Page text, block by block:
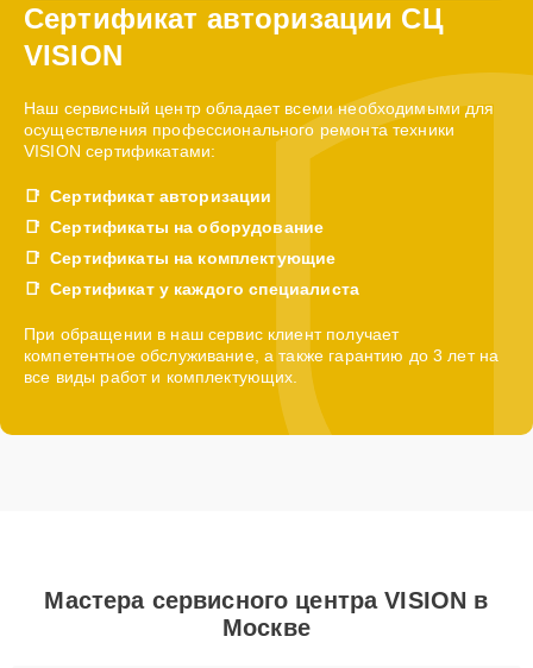
Сертификат авторизации СЦ
VISION
Наш сервисный центр обладает всеми необходимыми для
осуществления профессионального ремонта техники
VISION сертификатами:
Сертификат авторизации
Сертификаты на оборудование
Сертификаты на комплектующие
Сертификат у каждого специалиста
При обращении в наш сервис клиент получает
компетентное обслуживание, а также гарантию до 3 лет на
все виды работ и комплектующих.
Мастера сервисного центра VISION в
Москве